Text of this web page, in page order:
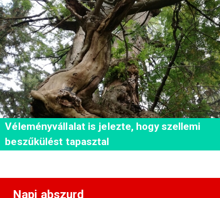
Véleményvállalat is jelezte, hogy szellemi
beszűkülést tapasztal
Napi abszurd